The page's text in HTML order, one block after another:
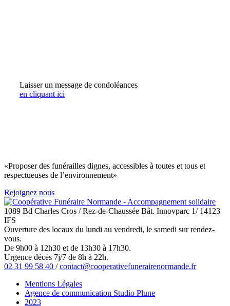
Laisser un message de condoléances
en cliquant ici
«Proposer des funérailles dignes, accessibles à toutes et tous et
respectueuses de l’environnement»
Rejoignez nous
1089 Bd Charles Cros / Rez-de-Chaussée Bât. Innovparc 1/ 14123
IFS
Ouverture des locaux du lundi au vendredi, le samedi sur rendez-
vous.
De 9h00 à 12h30 et de 13h30 à 17h30.
Urgence décès 7j/7 de 8h à 22h.
02 31 99 58 40 /contact@cooperativefunerairenormande.fr
Mentions Légales
Agence de communication Studio Plune
2023